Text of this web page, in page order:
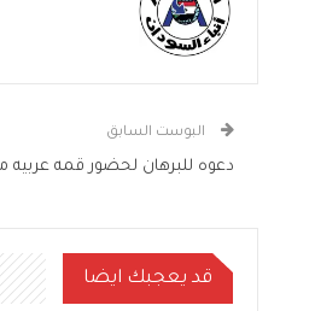
البوست السابق
دعوه للبرهان لحضور قمه عربيه
قد يعجبك ايضا